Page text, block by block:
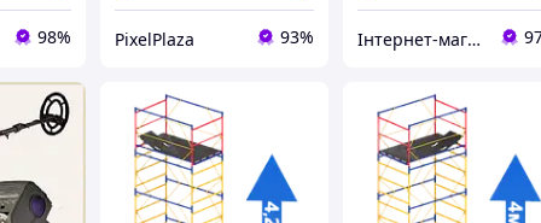
98% PixelPlaza 93% Інтернет-магазин ЗНАКОМО! На деякі товари може бути передплата! Відправка від 1 до 5 днів!